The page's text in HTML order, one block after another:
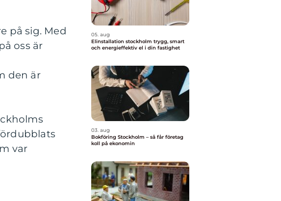
på sig. Med
oss är
den är
var
05. aug
Elinstallation stockholm trygg, smart
och energieffektiv el i din fastighet
03. aug
Bokföring Stockholm – så får företag
koll på ekonomin